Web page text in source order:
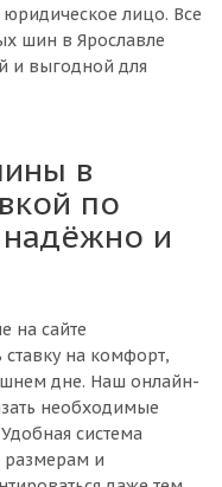
лицо. Все
шин в Ярославле
и выгодной для
в
по
и
на сайте
на комфорт,
дне. Наш онлайн-
необходимые
система
размерам и